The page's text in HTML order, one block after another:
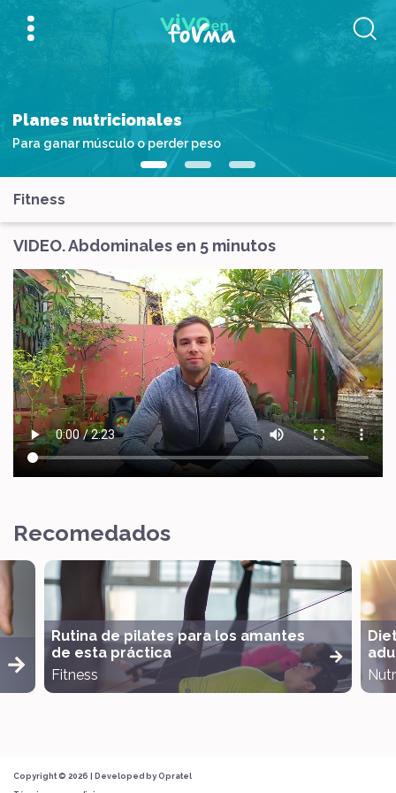
Planes nutricionales
Para ganar músculo o perder peso
Fitness
VIDEO. Abdominales en 5 minutos
Recomedados
Rutina de pilates para los amantes
de esta práctica
Fitness
Copyright © 2026 | Developed by Opratel